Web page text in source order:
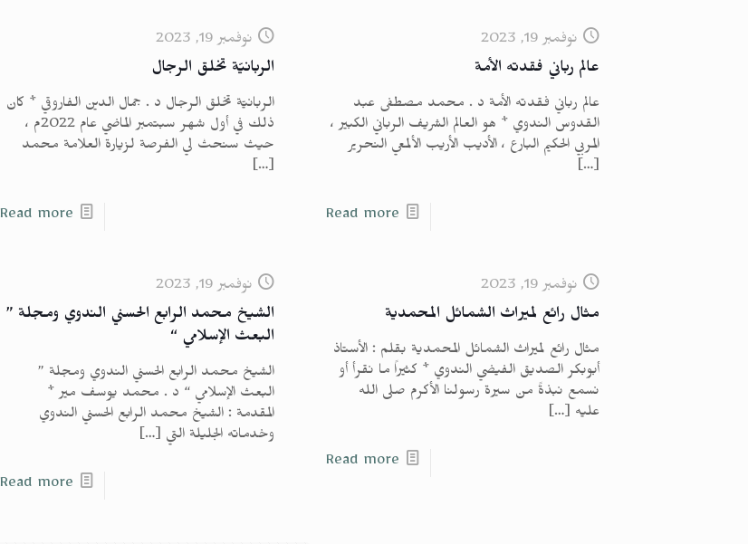
نوفمبر 19, 2023
عالم رباني فقدته الأمة
عالم رباني فقدته الأمة د . محمد مصطفى عبد
القدوس الندوي * هو العالم الشريف الرباني الكبير ،
المربي الحكيم البارع ، الأديب الأريب الألمعي النحرير
[…]
Read more
نوفمبر 19, 2023
الربانيّة تخلق الرجال
الربانيّة تخلق الرجال د . جمال الدين الفاروقي * كان
ذلك في أول شهر سبتمبر الماضي عام 2022م ،
حيث سنحتْ لي الفرصة لزيارة العلامة محمد
[…]
Read more
نوفمبر 19, 2023
مثال رائع لميراث الشمائل المحمدية
مثال رائع لميراث الشمائل المحمدية بقلم : الأستاذ
أبوبكر الصديق الفيضي الندوي * كثيراً ما نقرأ أو
نسمع نبذةً من سيرة رسولنا الأكرم صلى الله
عليه […]
Read more
نوفمبر 19, 2023
الشيخ محمد الرابع الحسني الندوي ومجلة ”
البعث الإسلامي “
الشيخ محمد الرابع الحسني الندوي ومجلة ”
البعث الإسلامي “ د . محمد يوسف مير *
المقدمة : الشيخ محمد الرابع الحسني الندوي
وخدماته الجليلة التي […]
Read more